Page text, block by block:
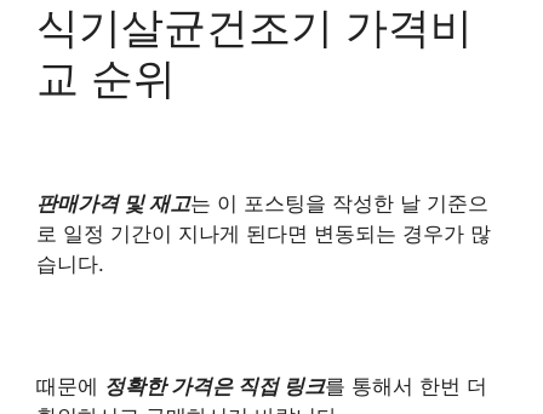
식기살균건조기 가격비
교 순위
판매가격 및 재고는 이 포스팅을 작성한 날 기준으
로 일정 기간이 지나게 된다면 변동되는 경우가 많
습니다.
때문에 정확한 가격은 직접 링크를 통해서 한번 더